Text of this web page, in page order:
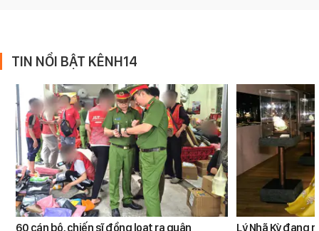
TIN NỔI BẬT KÊNH14
60 cán bộ, chiến sĩ đồng loạt ra quân
Lý Nhã Kỳ đang